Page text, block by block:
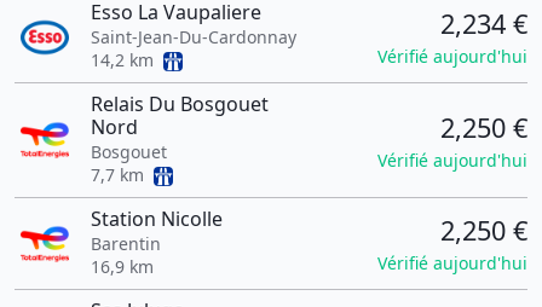
Esso La Vaupaliere
Saint-Jean-Du-Cardonnay
14,2 km
2,234 €
Vérifié aujourd'hui
Relais Du Bosgouet
Nord
Bosgouet
7,7 km
2,250 €
Vérifié aujourd'hui
Station Nicolle
Barentin
16,9 km
2,250 €
Vérifié aujourd'hui